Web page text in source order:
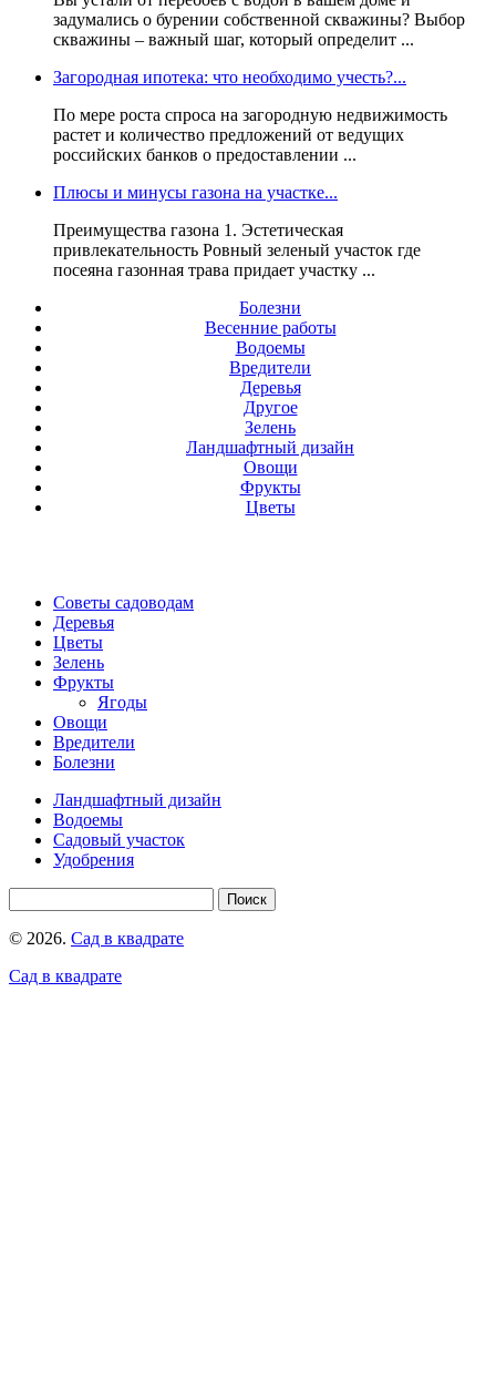
задумались о бурении собственной скважины? Выбор
скважины – важный шаг, который определит ...
Загородная ипотека: что необходимо учесть?...
По мере роста спроса на загородную недвижимость
растет и количество предложений от ведущих
российских банков о предоставлении ...
Плюсы и минусы газона на участке...
Преимущества газона 1. Эстетическая
привлекательность Ровный зеленый участок где
посеяна газонная трава придает участку ...
Болезни
Весенние работы
Водоемы
Вредители
Деревья
Другое
Зелень
Ландшафтный дизайн
Овощи
Фрукты
Цветы
Советы садоводам
Деревья
Цветы
Зелень
Фрукты
Ягоды
Овощи
Вредители
Болезни
Ландшафтный дизайн
Водоемы
Садовый участок
Удобрения
© 2026. Сад в квадрате
Сад в квадрате